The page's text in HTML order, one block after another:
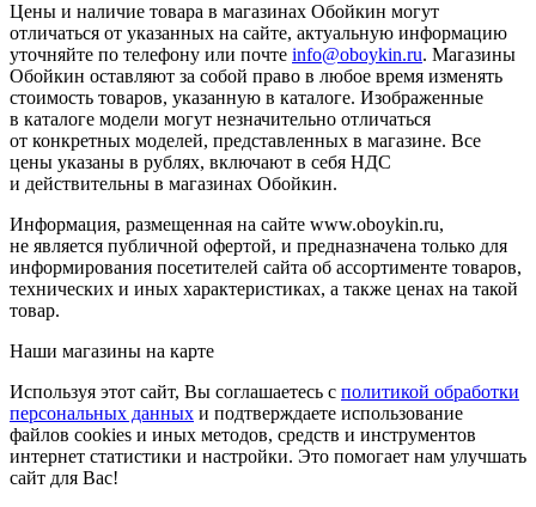
Цены и наличие товара в магазинах Обойкин могут
отличаться от указанных на сайте, актуальную информацию
уточняйте по телефону или почте info@oboykin.ru. Магазины
Обойкин оставляют за собой право в любое время изменять
стоимость товаров, указанную в каталоге. Изображенные
в каталоге модели могут незначительно отличаться
от конкретных моделей, представленных в магазине. Все
цены указаны в рублях, включают в себя НДС
и действительны в магазинах Обойкин.
Информация, размещенная на сайте www.oboykin.ru,
не является публичной офертой, и предназначена только для
информирования посетителей сайта об ассортименте товаров,
технических и иных характеристиках, а также ценах на такой
товар.
Наши магазины на карте
Используя этот сайт, Вы соглашаетесь с политикой обработки
персональных данных и подтверждаете использование
файлов cookies и иных методов, средств и инструментов
интернет статистики и настройки. Это помогает нам улучшать
сайт для Вас!